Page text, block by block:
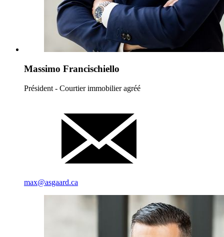
Massimo Francischiello
Président - Courtier immobilier agréé
max@asgaard.ca